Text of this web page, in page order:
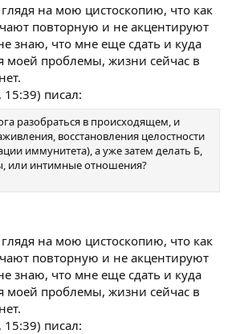
на мою цистоскопию, что как
повторную и не акцентируют
знаю, что мне еще сдать и куда
моей проблемы, жизни сейчас в
писал:
разобраться в происходящем, и
восстановления целостности
иммунитета), а уже затем делать Б,
или интимные отношения?
на мою цистоскопию, что как
повторную и не акцентируют
знаю, что мне еще сдать и куда
моей проблемы, жизни сейчас в
писал: